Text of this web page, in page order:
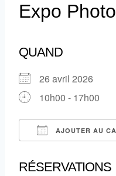
Expo
QUAND
26 avril 2026
10h00 - 17h00
AJOUTER AU
RÉSERVATIONS